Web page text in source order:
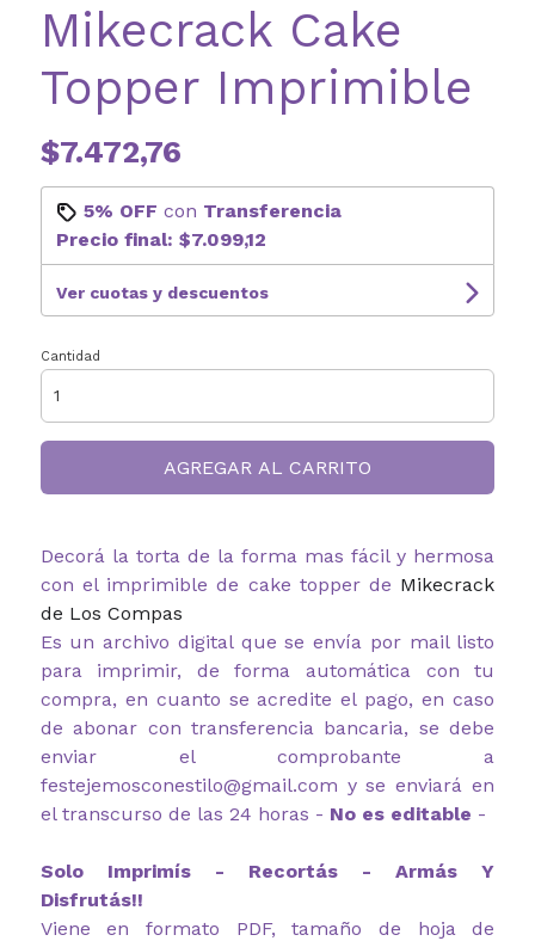
Mikecrack Cake
Topper Imprimible
$7.472,76
5% OFF con Transferencia
Precio final: $7.099,12
Ver cuotas y descuentos
Cantidad
AGREGAR AL CARRITO
Decorá la torta de la forma mas fácil y hermosa
con el imprimible de cake topper de Mikecrack
de Los Compas
Es un archivo digital que se envía por mail listo
para imprimir, de forma automática con tu
compra, en cuanto se acredite el pago, en caso
de abonar con transferencia bancaria, se debe
enviar el comprobante a
festejemosconestilo@gmail.com y se enviará en
el transcurso de las 24 horas - No es editable -
Solo Imprimís - Recortás - Armás Y
Disfrutás!!
Viene en formato PDF, tamaño de hoja de